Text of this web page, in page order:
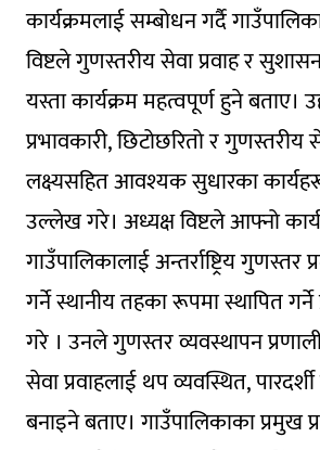
कार्यक्रमलाई सम्बोधन गर्दै
विष्टले गुणस्तरीय सेवा प्रवाह र सुशासन
यस्ता कार्यक्रम महत्वपूर्ण हुने बताए।
प्रभावकारी, छिटोछरितो र गुणस्तरीय
लक्ष्यसहित आवश्यक सुधारका
उल्लेख गरे। अध्यक्ष विष्टले आफ्नो
गाउँपालिकालाई अन्तर्राष्ट्रिय गुणस्तर
गर्ने स्थानीय तहका रूपमा स्थापित गर्ने
गरे । उनले गुणस्तर व्यवस्थापन
सेवा प्रवाहलाई थप व्यवस्थित,
बनाइने बताए। गाउँपालिकाका प्रमुख